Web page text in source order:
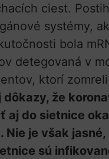
ciest.
systémy,
bola
detegovaná v
ktorí zomreli
dôkazy, že
aj do sietnice
Nie je však
sú